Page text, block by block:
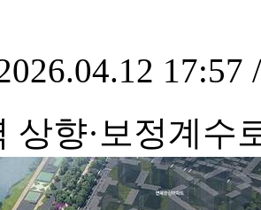
17:57
상향·보정계수